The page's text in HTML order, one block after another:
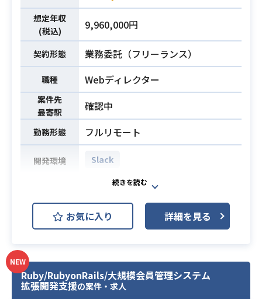
業務内容
・パフォーマンスデータの視覚化お
よび分析用UI要素の実装
・外部APIおよびバックエンド層との
データ連携機能の構築
・端末機能を活用した高度な撮影制
御機能の実装
・モバイルデバイス上における推論
モデルの最適化および組み込み処理
※詳細は面談時にお伝えします。
＜開発環境＞
・モバイルフロントエンド：Flutter
・カメラネイティブ機能：Swift/Kot
・エッジAI：CoreML/TFLite
・バックエンド：TypeScript
・Webフロントエンド：React, Nex
・ネットワーク・クラウドインフ
想定年収
(税込)
9,960,000円
契約形態 業務委託（フリーランス）
職種 Webディレクター
案件先
最寄駅
確認中
勤務形態 フルリモート
開発環境 Slack
ファンクラブ向けSNSの国外向け事
業拡大における主要メンバーとし
て、
海外進出戦略の立ち上げやクリエイ
担当いただきます。
【仕事内容】
下記の業務を担っていただく想定で
お気に入り 詳細を見る
NEW
Ruby/RubyonRails/大規模会員管理システム
拡張開発支援の案件・求人